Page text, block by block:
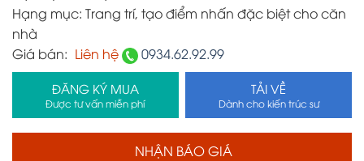
Hạng mục: Trang trí, tạo điểm nhấn đặc biệt cho căn
nhà
Giá bán: Liên hệ 0934.62.92.99
ĐĂNG KÝ MUA
Được tư vấn miễn phí
TẢI VỀ
Dành cho kiến trúc sư
NHẬN BÁO GIÁ